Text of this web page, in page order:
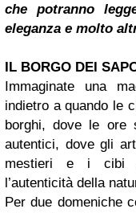
che potranno
eleganza e molto
IL BORGO DEI
Immaginate una
indietro a quando le
borghi, dove le ore
autentici, dove gli
mestieri e i cibi
l’autenticità della
Per due domeniche